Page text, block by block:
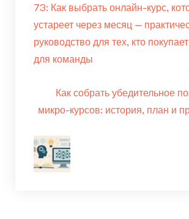
73: Как выбрать онлайн-курс,
устареет через месяц —
руководство для тех, кто
для команды
Как собрать убедительное
микро-курсов: история, план и